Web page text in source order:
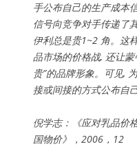
手公布自己的生产成本
信号向竞争对手传递了
伊利总是贵1~2 角。这
品市场的价格战, 还让
贵”的品牌形象。可见,
接或间接的方式公布自
倪学志：《应对乳品价
国物价》，2006，12